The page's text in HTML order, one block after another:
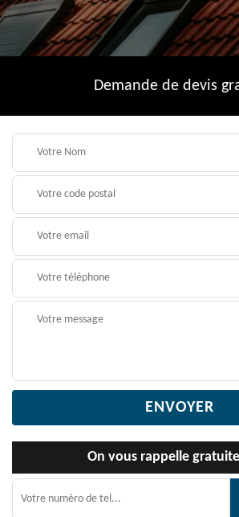
Demande de devis
On vous rappelle